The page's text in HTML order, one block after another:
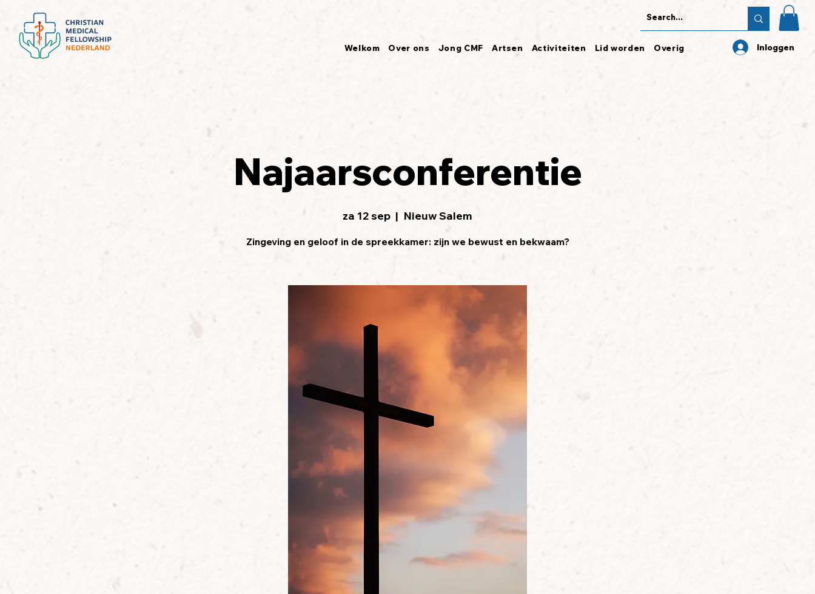
Welkom Over ons Jong CMF Artsen Activiteiten Lid worden Overig Inloggen
Najaarsconferentie
za 12 sep
  |
Nieuw Salem
Zingeving en geloof in de spreekkamer: zijn we bewust en bekwaam?